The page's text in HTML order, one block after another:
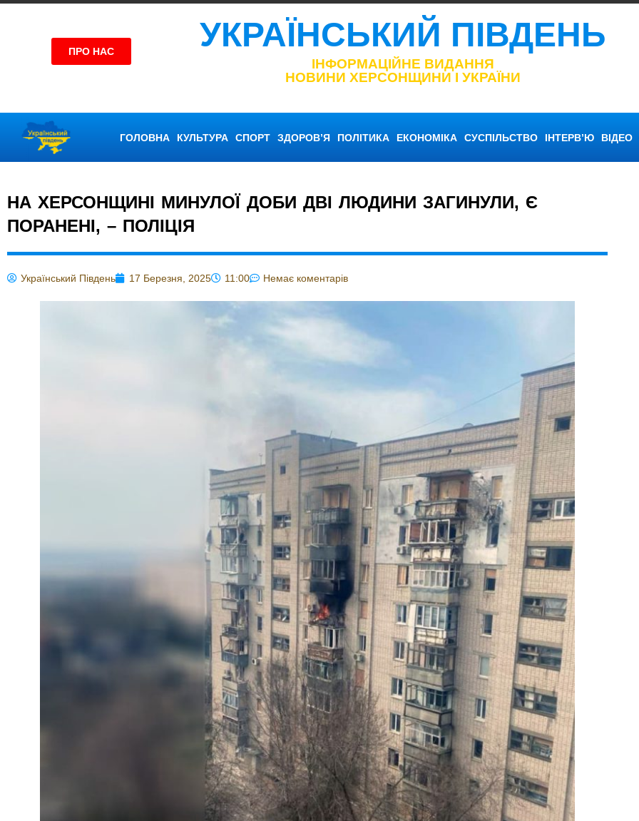
ПРО НАС УКРАЇНСЬКИЙ ПІВДЕНЬ
ІНФОРМАЦІЙНЕ ВИДАННЯ
НОВИНИ ХЕРСОНЩИНИ І УКРАЇНИ
ГОЛОВНА КУЛЬТУРА СПОРТ ЗДОРОВ’Я ПОЛІТИКА ЕКОНОМІКА СУСПІЛЬСТВО ІНТЕРВ’Ю ВІДЕО
НА ХЕРСОНЩИНІ МИНУЛОЇ ДОБИ ДВІ ЛЮДИНИ ЗАГИНУЛИ, Є
ПОРАНЕНІ, – ПОЛІЦІЯ
Український Південь 17 Березня, 2025 11:00 Немає коментарів